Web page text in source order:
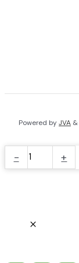
Powered byJVA &
-
e
+